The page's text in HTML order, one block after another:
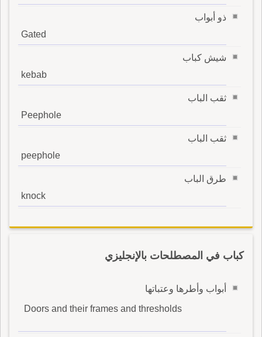
ذو أبواب
Gated
شيش كباب
kebab
ثقب الباب
Peephole
ثقب الباب
peephole
طرق الباب
knock
كباب في المصطلحات بالإنجليزي
أبواب وأطرها وعتباتها
Doors and their frames and thresholds